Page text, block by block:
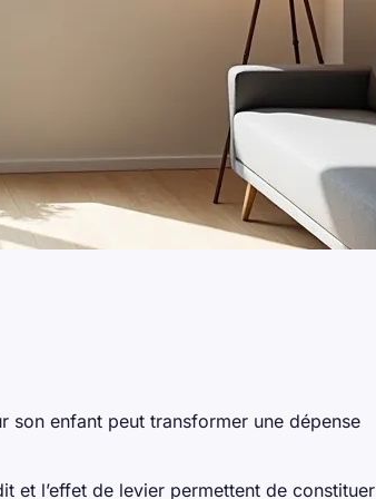
son enfant peut transformer une dépense
et l’effet de levier permettent de constituer